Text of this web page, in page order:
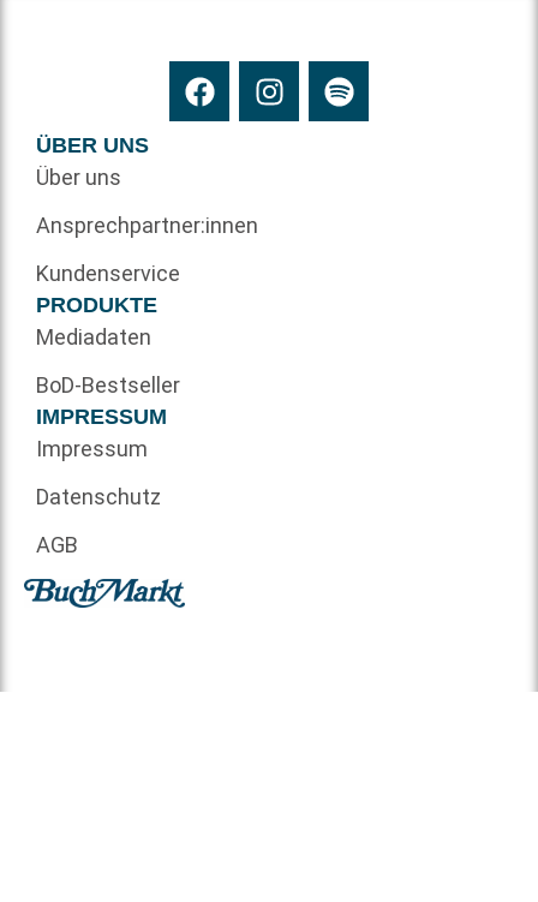
ÜBER UNS
Über uns
Ansprechpartner:innen
Kundenservice
PRODUKTE
Mediadaten
BoD-Bestseller
IMPRESSUM
Impressum
Datenschutz
AGB